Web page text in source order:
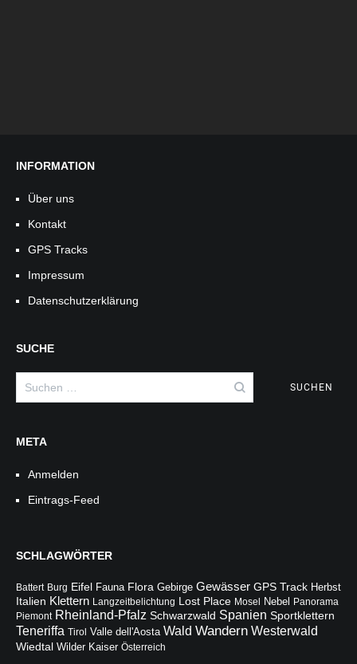
INFORMATION
Über uns
Kontakt
GPS Tracks
Impressum
Datenschutzerklärung
SUCHE
nach:
META
Anmelden
Eintrags-Feed
SCHLAGWÖRTER
Battert Burg Eifel Fauna Flora Gebirge Gewässer GPS Track Herbst
Italien Klettern Langzeitbelichtung Lost Place Mosel Nebel Panorama
Piemont Rheinland-Pfalz Schwarzwald Spanien Sportklettern
Teneriffa Tirol Valle dell'Aosta Wald Wandern Westerwald
Wiedtal Wilder Kaiser Österreich